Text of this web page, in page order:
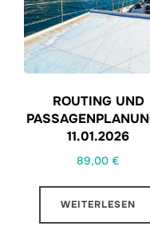
ROUTING UND
11.01.2026
89,00€
WEITERLESEN